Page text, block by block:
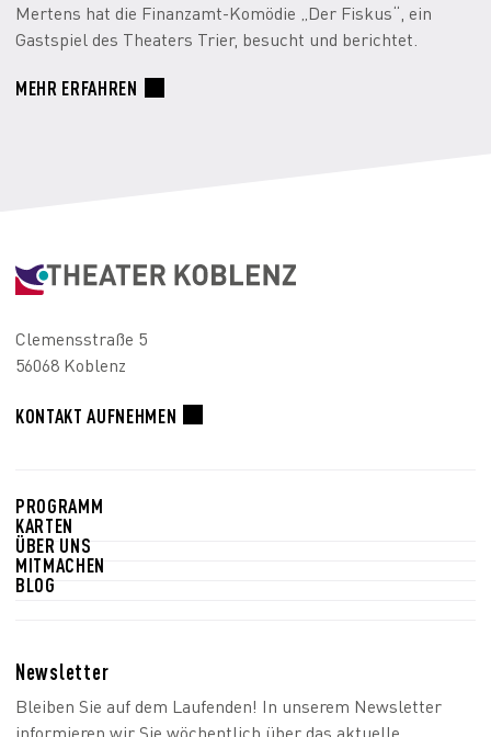
Mertens hat die Finanzamt-Komödie „Der Fiskus“, ein
Gastspiel des Theaters Trier, besucht und berichtet.
MEHR ERFAHREN
Clemensstraße 5
56068 Koblenz
KONTAKT AUFNEHMEN
PROGRAMM
KARTEN
ÜBER UNS
MITMACHEN
BLOG
Newsletter
Bleiben Sie auf dem Laufenden! In unserem Newsletter
informieren wir Sie wöchentlich über das aktuelle